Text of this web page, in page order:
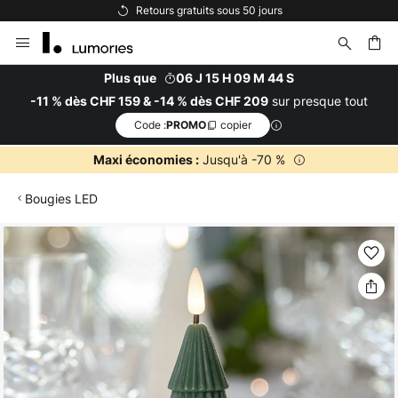
Retours gratuits sous 50 jours
Allez
au
Plus que
06 J 15 H 09 M 44 S
-11 % dès CHF 159 & -14 % dès CHF 209 sur presque tout
Code :PROMO copier
Maxi économies :Jusqu'à -70 %
Bougies LED
Skip
to
the
end
the
images
gallery